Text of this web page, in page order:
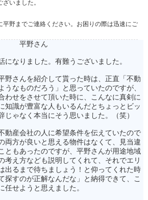
いました。
平野までご連絡ください。お困りの際は迅速にご
平野さん
になりました。有難うございました。
野さんを紹介して貰った時は、正直「不動
うなものだろう」と思っていたのですが、
わせをさせて頂いた時に、こんなに真剣に
知識が豊富な人もいるんだとちょっとビッ
じゃなく本当にそう思いました。（笑）
動産会社の人に希望条件を伝えていたので
両方が良いと思える物件はなくて、見当違
ともあったのですが、平野さんが用途地域
考え方なども説明してくれて、それでエリ
出るまで待ちましょう！と仰ってくれた時
探すのが正解なんだな」と納得できて、こ
任せようと思えました。